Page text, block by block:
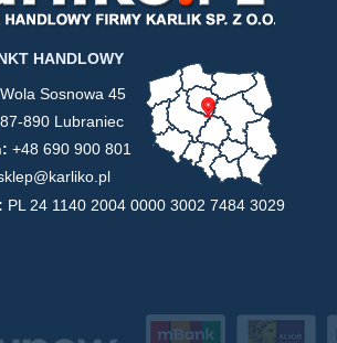
HANDLOWY
Wola Sosnowa 45
87-890 Lubraniec
+48 690 900 801
PL 24 1140 2004 0000 3002 7484 3029